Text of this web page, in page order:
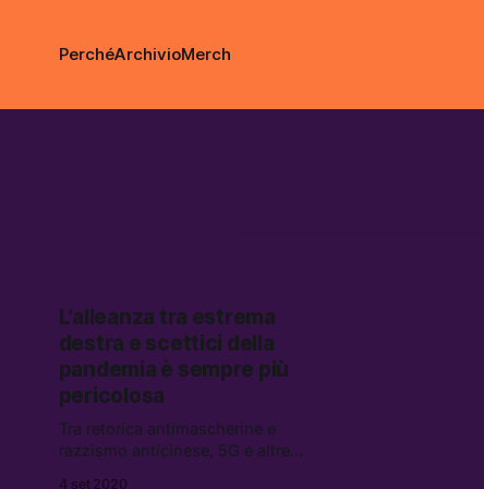
PerchéArchivioMerch
L’alleanza tra estrema
destra e scettici della
pandemia è sempre più
pericolosa
Tra retorica antimascherine e
razzismo anticinese, 5G e altre
4 set 2020